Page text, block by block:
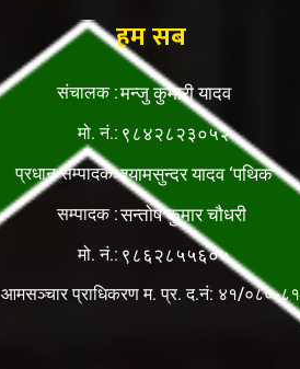
हम सब
संचालक :मन्जु कुमारी यादव
मो. नं.: ९८४२८२३०५२
प्रधान सम्पादकःश्यामसुन्दर यादव ‘पथिक’
सम्पादक :सन्तोष कुमार चौधरी
मो. नं.: ९८६२८५५६०५
आमसञ्चार प्राधिकरण म. प्र. द.नं: ४१/०८०-८१